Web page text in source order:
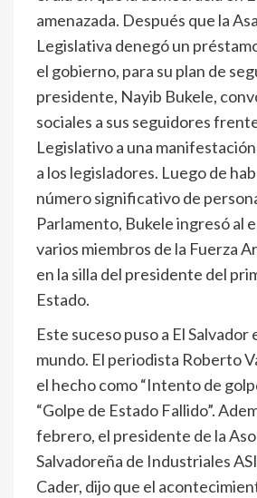
amenazada. Después que la
Legislativa denegó un
el gobierno, para su plan de
presidente, Nayib Bukele,
sociales a sus seguidores
Legislativo a una
a los legisladores. Luego de
número significativo de
Parlamento, Bukele ingresó al
varios miembros de la Fuerza
en la silla del presidente del
Estado.
Este suceso puso a El Salvador
mundo. El periodista Roberto
el hecho como “Intento de
“Golpe de Estado Fallido”.
febrero, el presidente de la
Salvadoreña de Industriales
Cader, dijo que el